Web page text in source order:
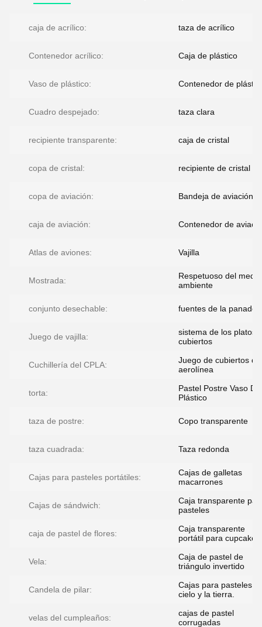
caja de acrílico: taza de acrílico
Contenedor acrílico: Caja de plástico
Vaso de plástico: Contenedor de
Cuadro despejado: taza clara
recipiente transparente: caja de cristal
copa de cristal: recipiente de cristal
copa de aviación: Bandeja de aviación
caja de aviación: Contenedor de
Atlas de aviones: Vajilla
Mostrada:
Respetuoso del medio
ambiente
conjunto desechable: fuentes de la
Juego de vajilla:
sistema de los platos y
cubiertos
Cuchillería del CPLA:
Juego de cubiertos de
aerolínea
torta:
Pastel Postre Vaso De
Plástico
taza de postre: Copo transparente
taza cuadrada: Taza redonda
Cajas para pasteles portátiles:
Cajas de galletas
macarrones
Cajas de sándwich:
Caja transparente
pasteles
caja de pastel de flores:
Caja transparente
portátil para cupcakes.
Vela:
Caja de pastel de
triángulo invertido
Candela de pilar:
Cajas para pasteles
cielo y la tierra.
velas del cumpleaños:
cajas de pastel
corrugadas